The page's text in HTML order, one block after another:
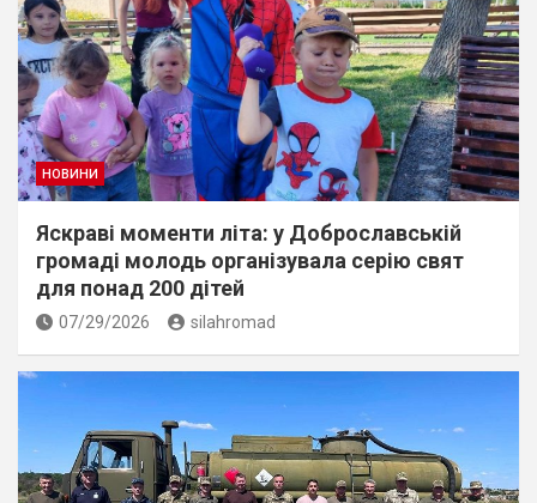
НОВИНИ
Яскраві моменти літа: у Доброславській
громаді молодь організувала серію свят
для понад 200 дітей
07/29/2026 silahromad